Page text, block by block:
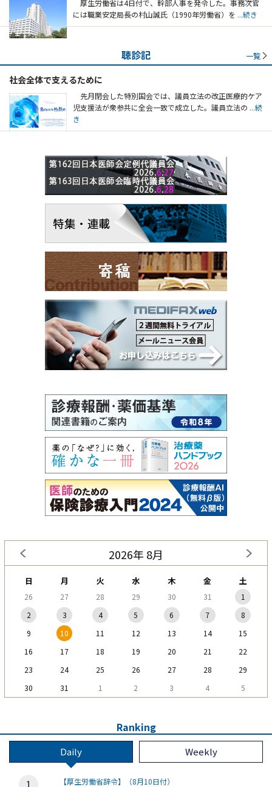
厚生労働省は4日付で、幹部人事を発令した。事務次官
には職業安定局長の村山誠氏（1990年労働省）を ...続き
聴診記 一覧
社会全体で支えるために
先月閉会した特別国会では、議員立法の改正医療的ケア
児支援法が衆参共に全会一致で成立した。議員立法の ...続
き
2026年 8月
日 月 火 水 木 金 土
26 27 28 29 30 31
1
2
3 4 5 6 7
8
9
10 11 12 13 14
15
16
17 18 19 20 21
22
23
24 25 26 27 28
29
30
31 1 2 3 4 5
Ranking
Daily Weekly
【厚生労働省辞令】（8月10日付）